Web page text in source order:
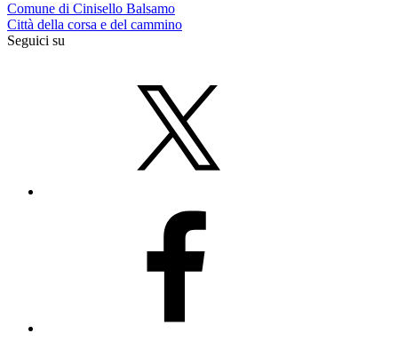
Comune di Cinisello Balsamo
Città della corsa e del cammino
Seguici su